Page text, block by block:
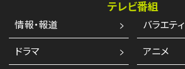
テレビ番組
情報・報道
バラエティ
ドラマ
アニメ